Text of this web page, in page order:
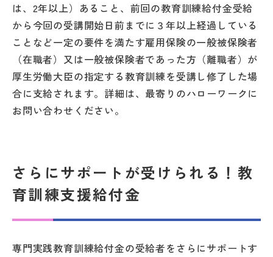
は、2年以上）あること、前回の教育訓練給付金受給
から今回の受講開始日前までに３年以上経過している
ことなど一定の要件を満たす雇用保険の一般被保険者
（在職者）又は一般被保険者であった方（離職者）が
厚生労働大臣の指定する教育訓練を受講し修了した場
合に支給されます。詳細は、最寄りのハローワークに
お問い合わせください。
さらにサポートが受けられる！教
育訓練支援給付金
専門実践教育訓練給付金の受給者をさらにサポートす